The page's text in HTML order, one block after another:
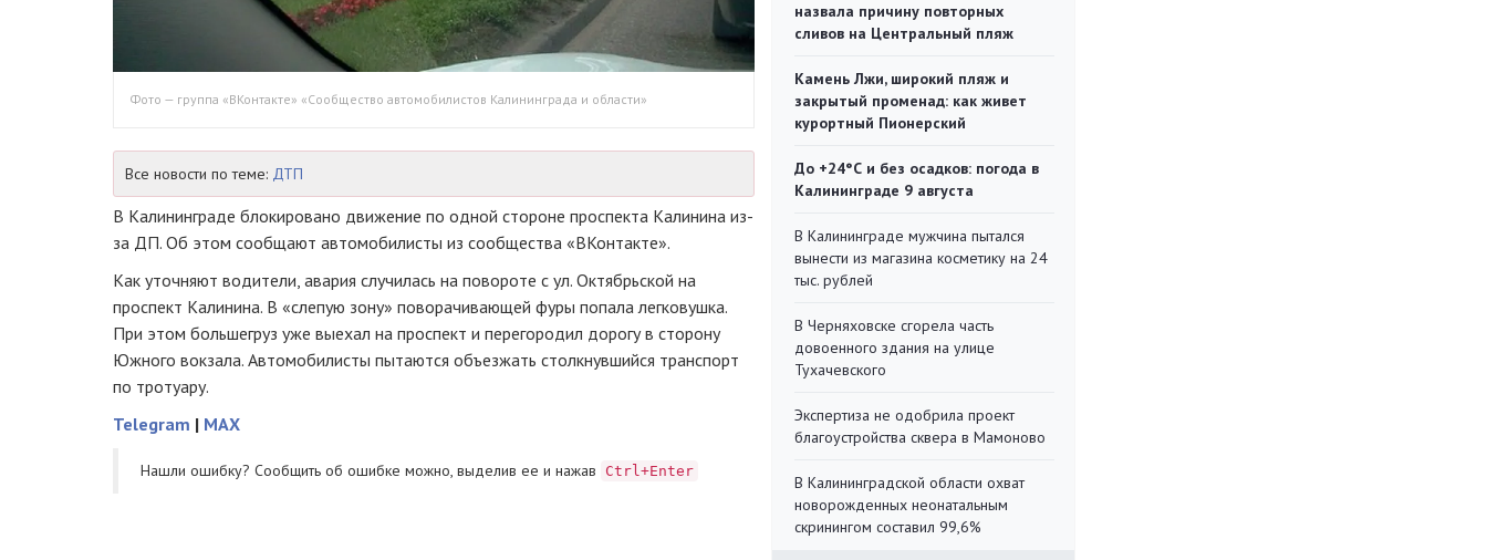
Фото — группа «ВКонтакте» «Сообщество автомобилистов Калининграда и области»
Все новости по теме: ДТП
В Калининграде блокировано движение по одной стороне проспекта Калинина из-
за ДП. Об этом сообщают автомобилисты из сообщества «ВКонтакте».
Как уточняют водители, авария случилась на повороте с ул. Октябрьской на
проспект Калинина. В «слепую зону» поворачивающей фуры попала легковушка.
При этом большегруз уже выехал на проспект и перегородил дорогу в сторону
Южного вокзала. Автомобилисты пытаются объезжать столкнувшийся транспорт
по тротуару.
Telegram | MAX
Нашли ошибку? Cообщить об ошибке можно, выделив ее и нажав Ctrl+Enter
назвала причину повторных
сливов на Центральный пляж
Камень Лжи, широкий пляж и
закрытый променад: как живет
курортный Пионерский
До +24°С и без осадков: погода в
Калининграде 9 августа
В Калининграде мужчина пытался
вынести из магазина косметику на 24
тыс. рублей
В Черняховске сгорела часть
довоенного здания на улице
Тухачевского
Экспертиза не одобрила проект
благоустройства сквера в Мамоново
В Калининградской области охват
новорожденных неонатальным
скринингом составил 99,6%